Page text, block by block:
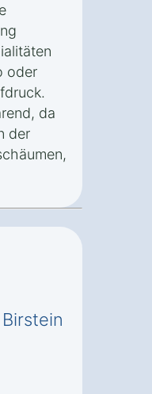
oder
da
der